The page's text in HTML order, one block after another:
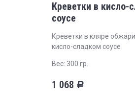
Креветки в кисло-
соусе
Креветки в кляре
кисло-сладком соусе
Вес: 300 гр.
1 068 Р